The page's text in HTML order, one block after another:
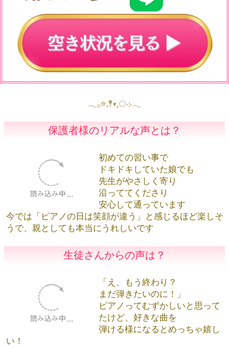
𓂃𓂂𖡼.𖤣𖥧𓈒◌܀𓂃
保護者様のリアルな声とは？
初めての習い事で
ドキドキしていた娘でも
先生がやさしく寄り
沿っててくださり
安心して通っています
今では「ピアノの日は笑顔が違
う」と感じるほど楽しそうで、
「え、もう終わり？
まだ弾きたいのに！」
ピアノってむずかしいと思って
たけど、好きな曲を